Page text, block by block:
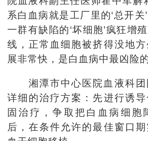
系白血病就是工厂里的‘总开关
一群有缺陷的‘坏细胞’疯狂增
线，正常血细胞被挤得没地
展非常快，是白血病中最凶险
湘潭市中心医院血液科
详细的治疗方案：先进行诱
固治疗，争取把白血病细胞
后，在条件允许的最佳窗口